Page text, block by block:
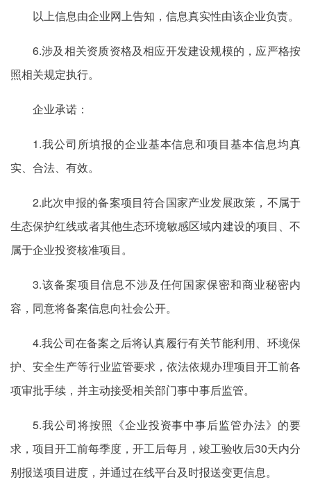
以上信息由企业网上告知，信息真实性由该企业负责。
6.涉及相关资质资格及相应开发建设规模的，应严格按
照相关规定执行。
企业承诺：
1.我公司所填报的企业基本信息和项目基本信息均真
实、合法、有效。
2.此次申报的备案项目符合国家产业发展政策，不属于
生态保护红线或者其他生态环境敏感区域内建设的项目、不
属于企业投资核准项目。
3.该备案项目信息不涉及任何国家保密和商业秘密内
容，同意将备案信息向社会公开。
4.我公司在备案之后将认真履行有关节能利用、环境保
护、安全生产等行业监管要求，依法依规办理项目开工前各
项审批手续，并主动接受相关部门事中事后监管。
5.我公司将按照《企业投资事中事后监管办法》的要
求，项目开工前每季度，开工后每月，竣工验收后30天内分
别报送项目进度，并通过在线平台及时报送变更信息。